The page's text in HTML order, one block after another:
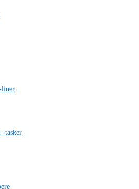
liner
-tasker